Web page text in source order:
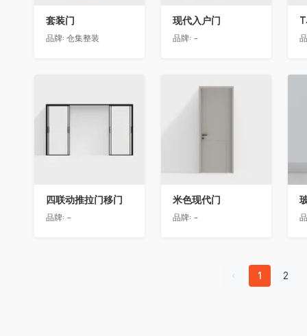
套装门
品牌: 仓集整装
现代入户门
品牌: -
四联动推拉门移门
品牌: -
收藏
米色现代门
品牌: -
1 2